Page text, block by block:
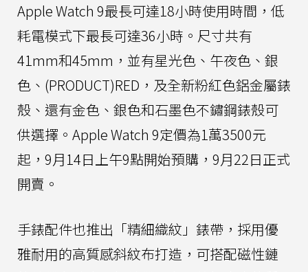
Apple Watch 9最長可達18小時使用時間，低
耗電模式下最長可達36小時。尺寸共有
41mm和45mm，並有星光色、午夜色、銀
色、(PRODUCT)RED，及全新粉紅色鋁金屬錶
殼、還有金色、銀色和石墨色不鏽鋼錶殼可
供選擇。Apple Watch 9定價為1萬3500元
起，9月14日上午9點開始預購，9月22日正式
開賣。
手錶配件也推出「精細織紋」錶帶，採用優
雅耐用的高質感斜紋布打造，可搭配磁性鏈